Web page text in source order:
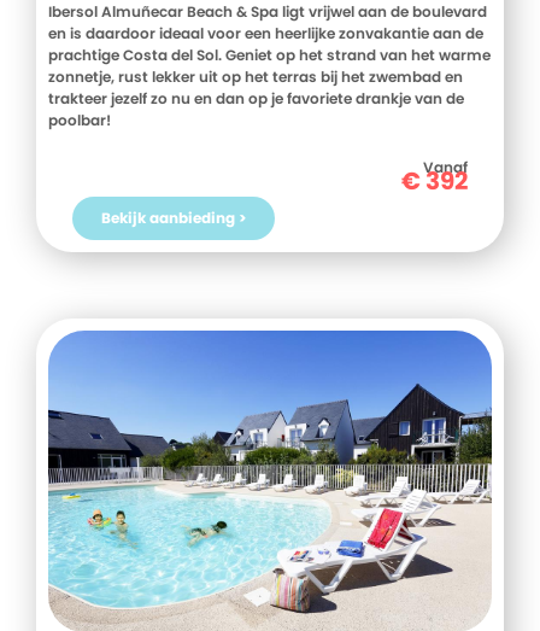
Ibersol Almuñecar Beach & Spa ligt vrijwel aan de boulevard
en is daardoor ideaal voor een heerlijke zonvakantie aan de
prachtige Costa del Sol. Geniet op het strand van het warme
zonnetje, rust lekker uit op het terras bij het zwembad en
trakteer jezelf zo nu en dan op je favoriete drankje van de
poolbar!
Vanaf
€392
Bekijk aanbieding >